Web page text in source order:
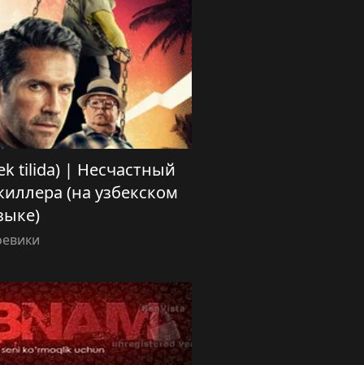
tilida) | Несчастный
(на узбекском